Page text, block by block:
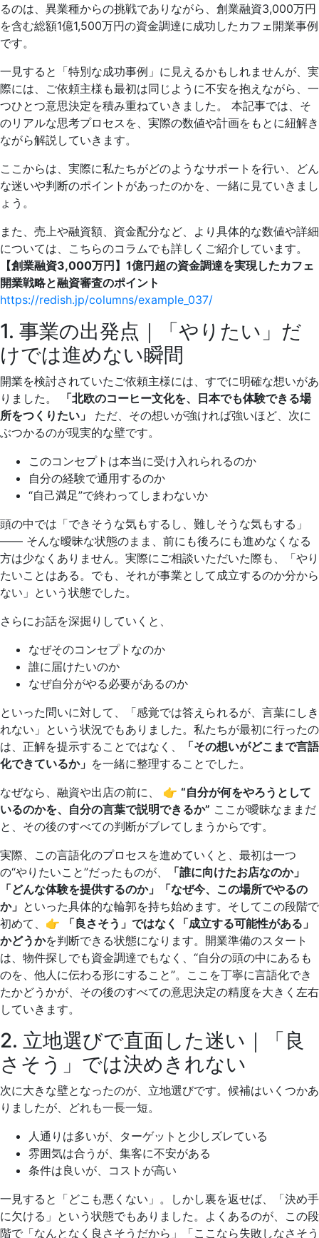
るのは、異業種からの挑戦でありながら、創業融資3,000万円
を含む総額1億1,500万円の資金調達に成功したカフェ開業事例
です。
一見すると「特別な成功事例」に見えるかもしれませんが、実
際には、ご依頼主様も最初は同じように不安を抱えながら、一
つひとつ意思決定を積み重ねていきました。 本記事では、そ
のリアルな思考プロセスを、実際の数値や計画をもとに紐解き
ながら解説していきます。
ここからは、実際に私たちがどのようなサポートを行い、どん
な迷いや判断のポイントがあったのかを、一緒に見ていきまし
ょう。
また、売上や融資額、資金配分など、より具体的な数値や詳細
については、こちらのコラムでも詳しくご紹介しています。
【創業融資3,000万円】1億円超の資金調達を実現したカフェ
開業戦略と融資審査のポイント
https://redish.jp/columns/example_037/
1. 事業の出発点｜「やりたい」だ
けでは進めない瞬間
開業を検討されていたご依頼主様には、すでに明確な想いがあ
りました。
「北欧のコーヒー文化を、日本でも体験できる場
所をつくりたい」
ただ、その想いが強ければ強いほど、次に
ぶつかるのが現実的な壁です。
このコンセプトは本当に受け入れられるのか
自分の経験で通用するのか
“自己満足”で終わってしまわないか
頭の中では「できそうな気もするし、難しそうな気もする」
—— そんな曖昧な状態のまま、前にも後ろにも進めなくなる
方は少なくありません。実際にご相談いただいた際も、「やり
たいことはある。でも、それが事業として成立するのか分から
ない」という状態でした。
さらにお話を深掘りしていくと、
なぜそのコンセプトなのか
誰に届けたいのか
なぜ自分がやる必要があるのか
といった問いに対して、「感覚では答えられるが、言葉にしき
れない」という状況でもありました。私たちが最初に行ったの
は、正解を提示することではなく、
「その想いがどこまで言語
化できているか」 を一緒に整理することでした。
なぜなら、融資や出店の前に、 👉 “自分が何をやろうとして
いるのかを、自分の言葉で説明できるか” ここが曖昧なままだ
と、その後のすべての判断がブレてしまうからです。
実際、この言語化のプロセスを進めていくと、最初は一つ
の“やりたいこと”だったものが、
「誰に向けたお店なのか」
「どんな体験を提供するのか」「なぜ今、この場所でやるの
か」 といった具体的な輪郭を持ち始めます。そしてこの段階で
初めて、👉
「良さそう」ではなく「成立する可能性がある」
かどうかを判断できる状態になります。開業準備のスタート
は、物件探しでも資金調達でもなく、“自分の頭の中にあるも
のを、他人に伝わる形にすること”。ここを丁寧に言語化でき
たかどうかが、その後のすべての意思決定の精度を大きく左右
していきます。
2. 立地選びで直面した迷い｜「良
さそう」では決めきれない
次に大きな壁となったのが、立地選びです。候補はいくつかあ
りましたが、どれも一長一短。
人通りは多いが、ターゲットと少しズレている
雰囲気は合うが、集客に不安がある
条件は良いが、コストが高い
一見すると「どこも悪くない」。しかし裏を返せば、「決め手
に欠ける」という状態でもありました。よくあるのが、この段
階で「なんとなく良さそうだから」「ここなら失敗しなさそう